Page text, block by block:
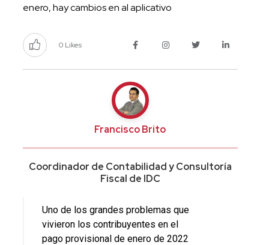
enero, hay cambios en al aplicativo
0 Likes
Francisco Brito
Coordinador de Contabilidad y Consultoría
Fiscal de IDC
Uno de los grandes problemas que
vivieron los contribuyentes en el
pago provisional de enero de 2022